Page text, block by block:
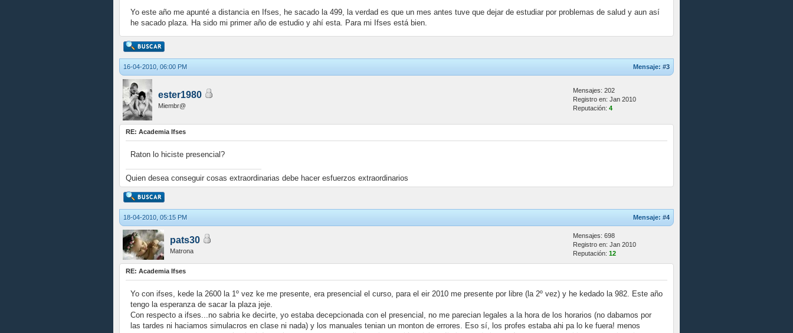
Yo este año me apunté a distancia en Ifses, he sacado la 499, la verdad es que un mes antes tuve que dejar de estudiar por problemas de salud y aun así
he sacado plaza. Ha sido mi primer año de estudio y ahí esta. Para mi Ifses está bien.
16-04-2010, 06:00 PM Mensaje: #3
ester1980
Miembr@
Mensajes: 202
Registro en: Jan 2010
Reputación: 4
RE: Academia Ifses
Raton lo hiciste presencial?
Quien desea conseguir cosas extraordinarias debe hacer esfuerzos extraordinarios
18-04-2010, 05:15 PM Mensaje: #4
pats30
Matrona
Mensajes: 698
Registro en: Jan 2010
Reputación: 12
RE: Academia Ifses
Yo con ifses, kede la 2600 la 1º vez ke me presente, era presencial el curso, para el eir 2010 me presente por libre (la 2º vez) y he kedado la 982. Este año
tengo la esperanza de sacar la plaza jeje.
Con respecto a ifses...no sabria ke decirte, yo estaba decepcionada con el presencial, no me parecian legales a la hora de los horarios (no dabamos por
las tardes ni haciamos simulacros en clase ni nada) y los manuales tenian un monton de errores. Eso sí, los profes estaba ahi pa lo ke fuera! menos